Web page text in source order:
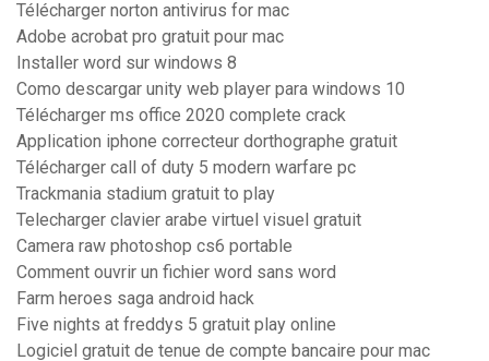
Télécharger norton antivirus for mac
Adobe acrobat pro gratuit pour mac
Installer word sur windows 8
Como descargar unity web player para windows 10
Télécharger ms office 2020 complete crack
Application iphone correcteur dorthographe gratuit
Télécharger call of duty 5 modern warfare pc
Trackmania stadium gratuit to play
Telecharger clavier arabe virtuel visuel gratuit
Camera raw photoshop cs6 portable
Comment ouvrir un fichier word sans word
Farm heroes saga android hack
Five nights at freddys 5 gratuit play online
Logiciel gratuit de tenue de compte bancaire pour mac